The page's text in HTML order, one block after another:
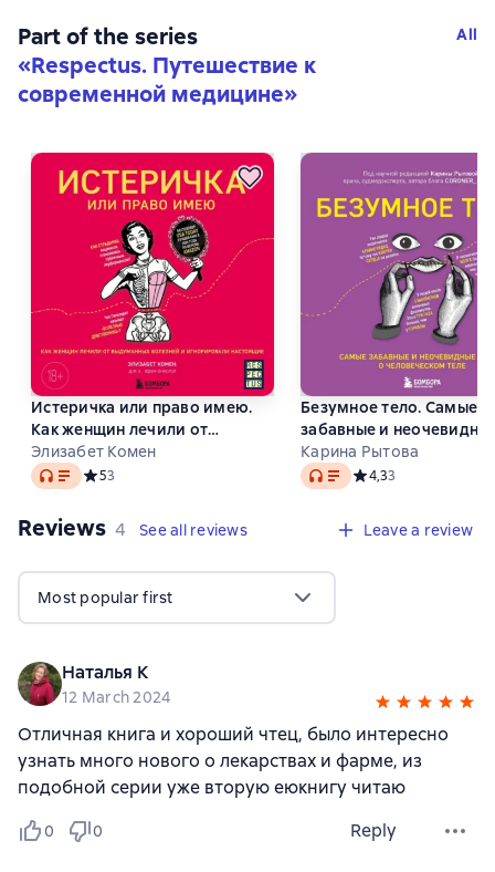
Part of the series
«Respectus. Путешествие к
современной медицине»
All
Истеричка или право имею.
Как женщин лечили от
выдуманных болезней и
игнорировали настоящие
Элизабет Комен
Audio Средний рейтинг 5 на основе 3 оценок
53
Безумное тело. Самые
забавные и
факты о человеческом
Карина Рытова
Audio Средний рейтинг 4,3
4,33
Reviews 4 reviews
4 See all reviews Leave a review
Most popular first
Наталья К
12 March 2024
Отличная книга и хороший чтец, было интересно
узнать много нового о лекарствах и фарме, из
подобной серии уже вторую еюкнигу читаю
0 0 Reply